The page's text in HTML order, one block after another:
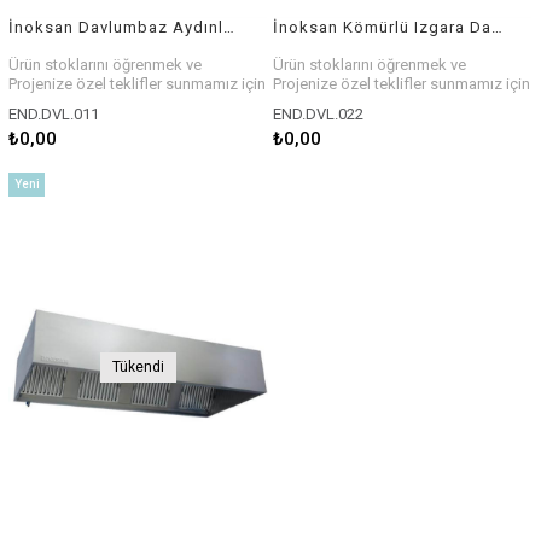
İnoksan Davlumbaz Aydınlatma Ünitesi Led 130 Cm 17 W
Ürün stoklarını öğrenmek ve
Projenize özel teklifler sunmamız için
END.DVL.011
₺0,00
İnoksan Kömürlü Izgara Davlumbazı 135 cm
Ürün stoklarını öğrenmek ve
Projenize özel teklifler sunmamız için
END.DVL.022
₺0,00
Tükendi
Yeni